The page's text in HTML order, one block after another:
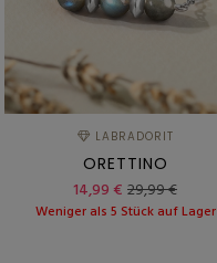
LABRADORIT
ORETTINO
14,99 € 29,99 €
Weniger als 5 Stück auf Lager